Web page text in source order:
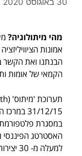
30 באוגוסט 2020
מהי מיתולוגיה?
אמונות
הבנתנו ואת הקשר
הקמאי של אומות
האסטרטג הפיננסי
למעלה